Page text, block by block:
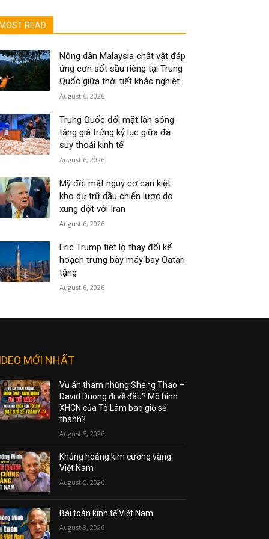
MOST READ
Nông dân Malaysia chật vật đáp
ứng cơn sốt sầu riêng tại Trung
Quốc giữa thời tiết khắc nghiệt
August 6, 2026
Trung Quốc đối mặt làn sóng
tăng giá trứng kỷ lục giữa đà
suy thoái kinh tế
August 6, 2026
Mỹ đối mặt nguy cơ cạn kiệt
kho dự trữ dầu chiến lược do
xung đột với Iran
August 6, 2026
Eric Trump tiết lộ thay đổi kế
hoạch trưng bày máy bay Qatari
tặng
August 6, 2026
MỚI NHẤT
Vụ án tham nhũng Sheng Thao –
David Duong đi về đâu? Mô hình
XHCN của Tô Lâm bao giờ sẽ
thành?
August 5, 2026
Khủng hoảng kim cương vàng
Việt Nam
August 5, 2026
Bài toán kinh tế Việt Nam
August 3, 2026